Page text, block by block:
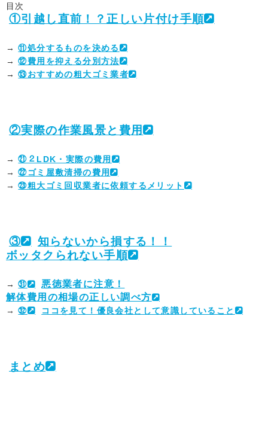
目次
①引越し直前！？正しい片付け手順
→ ⑪処分するものを決める
→ ⑫費用を抑える分別方法
→ ⑬おすすめの粗大ゴミ業者
②実際の作業風景と費用
→ ㉑２LDK・実際の費用
→ ㉒ゴミ屋敷清掃の費用
→ ㉓粗大ゴミ回収業者に依頼するメリット
③
知らないから損する！！
ボッタクられない手順
→ ㉛
悪徳業者に注意！
解体費用の相場の正しい調べ方
→ ㉜ ココを見て！優良会社として意識していること
まとめ